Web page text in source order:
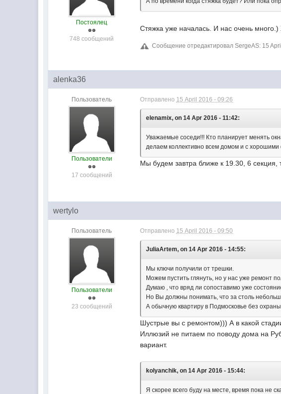
Постоялец
748 сообщений
Стяжка уже началась. И нас очень много.)
Сообщение отредактировал SergeAS: 15
alenka36
Пользователь
Пользователи
17 сообщений
Отправлено 15 April 2016 - 09:26
elenamix, on 14 Apr 2016 - 11:42:
Уважаемые соседи!!! Кто планирует менять
делаем коллективно всем домом и с хорошими
Мы будем завтра ближе к 19.30, 6 секция,
wertylo
Пользователь
Пользователи
23 сообщений
Отправлено 15 April 2016 - 09:50
JuliaArtem, on 14 Apr 2016 - 14:55:
Мы ключи получили от трешки.
Можем пустить глянуть, но у нас уже ремонт
Думаю , что вряд ли сопоставимо уже
Но Вы должны понимать, что за столь
А обычную квартиру в Подмосковье без
Шустрые вы с ремонтом))) А в какой
Иллюзий не питаем по поводу дома на
вариант.
kolyanchik, on 14 Apr 2016 - 15:44:
Я скорее всего буду на месте, время пока не